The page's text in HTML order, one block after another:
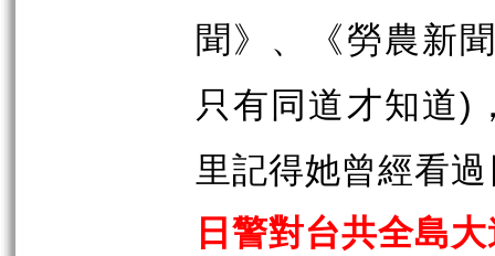
聞》、《勞農新
只有同道才知道)
里記得她曾經看
日警對台共全島